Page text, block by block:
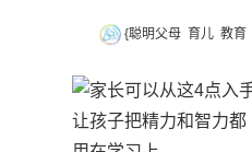
{聪明父母 育儿 教育